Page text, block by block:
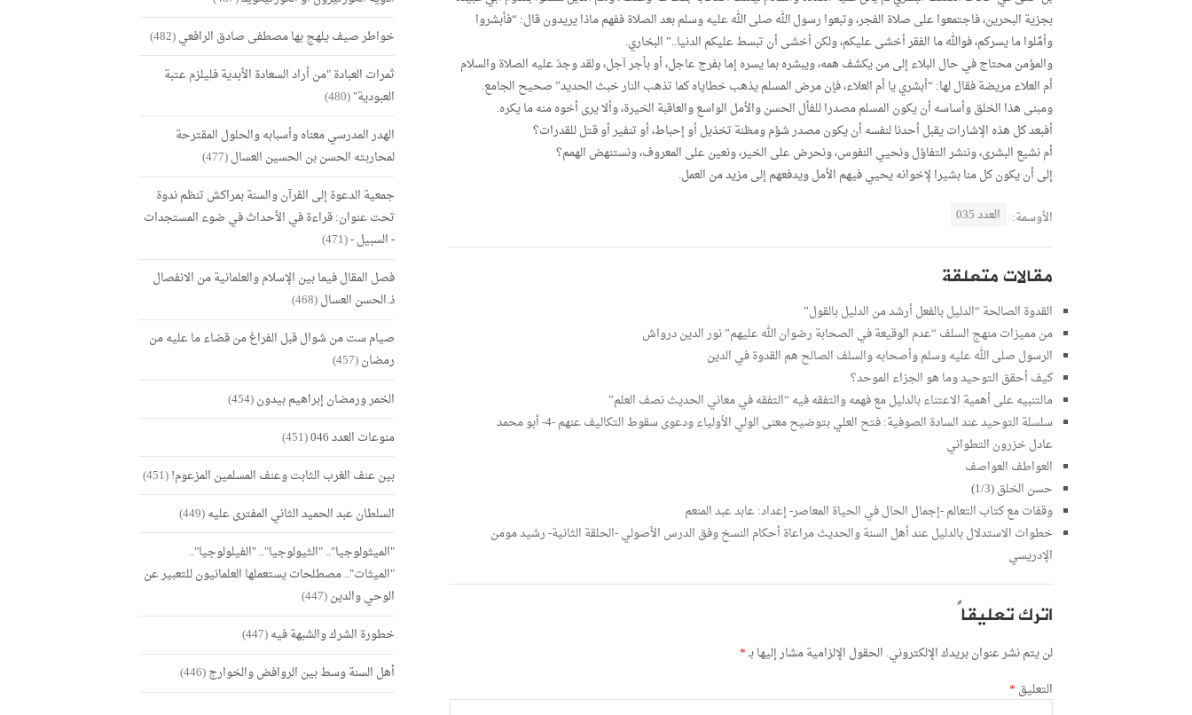
بجزية البحرين، فاجتمعوا على صلاة الفجر، وتبعوا رسول الله صلى الله عليه وسلم بعد الصلاة ففهم ماذا يريدون قال: “فأبشروا
وأمِّلوا ما يسركم، فوالله ما الفقر أخشى عليكم، ولكن أخشى أن تبسط عليكم الدنيا..” البخاري.
والمؤمن محتاج في حال البلاء إلى من يكشف همه، ويبشره بما يسره إما بفرج عاجل، أو بأجر آجل، ولقد وجدَ عليه الصلاة والسلام
أم العلاء مريضة فقال لها: “أبشري يا أم العلاء، فإن مرض المسلم يذهب خطاياه كما تذهب النار خبث الحديد” صحيح الجامع.
ومبنى هذا الخلق وأساسه أن يكون المسلم مصدرا للفأل الحسن والأمل الواسع والعاقبة الخيرة، وألا يرى أخوه منه ما يكره.
أفبعد كل هذه الإشارات يقبل أحدنا لنفسه أن يكون مصدر شؤم ومظنة تخذيل أو إحباط، أو تنفير أو قتل للقدرات؟
أم نشيع البشرى، وننشر التفاؤل ونحيي النفوس، ونحرض على الخير، ونعين على المعروف، ونستنهض الهمم؟
إلى أن يكون كل منا بشيرا لإخوانه يحيي فيهم الأمل ويدفعهم إلى مزيد من العمل.
الأوسمة: العدد 035
مقالات متعلقة
القدوة الصالحة “الدليل بالفعل أرشد من الدليل بالقول”
من مميزات منهج السلف “عدم الوقيعة في الصحابة رضوان الله عليهم” نور الدين درواش
الرسول صلى الله عليه وسلم وأصحابه والسلف الصالح هم القدوة في الدين
كيف أحقق التوحيد وما هو الجزاء الموحد؟
مالتنبيه على أهمية الاعتناء بالدليل مع فهمه والتفقه فيه “التفقه في معاني الحديث نصف العلم”
سلسلة التوحيد عند السادة الصوفية: فتح العلي بتوضيح معنى الولي الأولياء ودعوى سقوط التكاليف عنهم -4- أبو محمد
عادل خزرون التطواني
العواطف العواصف
حسن الخلق (1/3)
وقفات مع كتاب التعالم -إجمال الحال في الحياة المعاصر- إعداد: عابد عبد المنعم
خطوات الاستدلال بالدليل عند أهل السنة والحديث مراعاة أحكام النسخ وفق الدرس الأصولي -الحلقة الثانية- رشيد مومن
الإدريسي
اترك تعليقاً
لن يتم نشر عنوان بريدك الإلكتروني. الحقول الإلزامية مشار إليها بـ*
التعليق *
خواطر صيف يلهج بها مصطفى صادق الرافعي(482)
ثمرات العبادة "من أراد السعادة الأبدية فليلزم عتبة
العبودية"(480)
الهدر المدرسي معناه وأسبابه والحلول المقترحة
لمحاربته الحسن بن الحسين العسال(477)
جمعية الدعوة إلى القرآن والسنة بمراكش تنظم ندوة
تحت عنوان: قراءة في الأحداث في ضوء المستجدات
- السبيل -(471)
فصل المقال فيما بين الإسلام والعلمانية من الانفصال
ذ.الحسن العسال(468)
صيام ست من شوال قبل الفراغ من قضاء ما عليه من
رمضان(457)
الخمر ورمضان إبراهيم بيدون(454)
منوعات العدد 046
(451)
بين عنف الغرب الثابت وعنف المسلمين المزعوم!(451)
السلطان عبد الحميد الثاني المفترى عليه(449)
"الميثولوجيا".. "الثيولوجيا".. "الفيلولوجيا"..
"الميثات".. مصطلحات يستعملها العلمانيون للتعبير عن
الوحي والدين(447)
خطورة الشرك والشبهة فيه(447)
أهل السنة وسط بين الروافض والخوارج(446)